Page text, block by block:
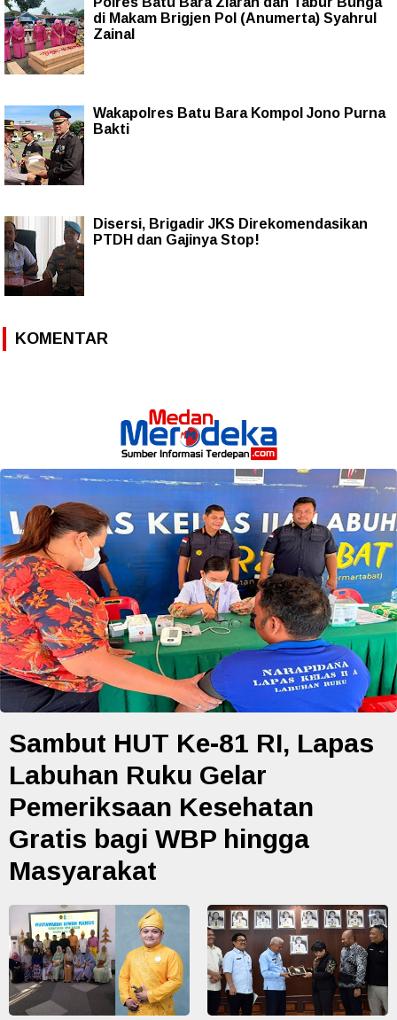
di Makam Brigjen Pol (Anumerta) Syahrul
Zainal
Wakapolres Batu Bara Kompol Jono Purna
Bakti
Disersi, Brigadir JKS Direkomendasikan
PTDH dan Gajinya Stop!
KOMENTAR
Sambut HUT Ke-81 RI, Lapas
Labuhan Ruku Gelar
Pemeriksaan Kesehatan
Gratis bagi WBP hingga
Masyarakat